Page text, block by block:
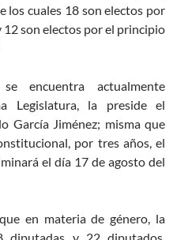
los cuales 18 son electos por
son electos por el principio
encuentra actualmente
Legislatura, la preside el
García Jiménez; misma que
por tres años, el
el día 17 de agosto del
en materia de género, la